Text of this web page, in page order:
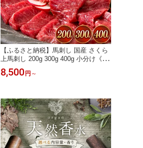
【ふるさと納税】馬刺し 国産 さくら
上馬刺し 200g 300g 400g 小分け《30
日以内に出荷予定(土日祝除く)》 熊本
肥育 冷凍 生食用 肉 馬刺し 絶品 牛肉
8,500 円 ～